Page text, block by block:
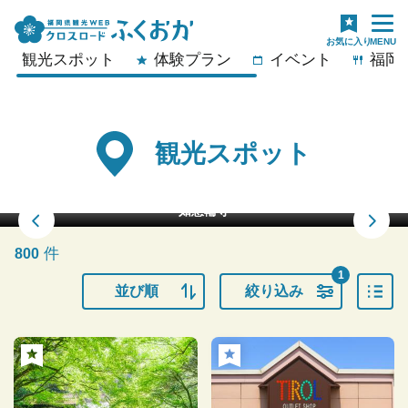
観光スポット 体験プラン イベント 福岡
観光スポット
八木山の雲海
800 件
並び順 絞り込み
1